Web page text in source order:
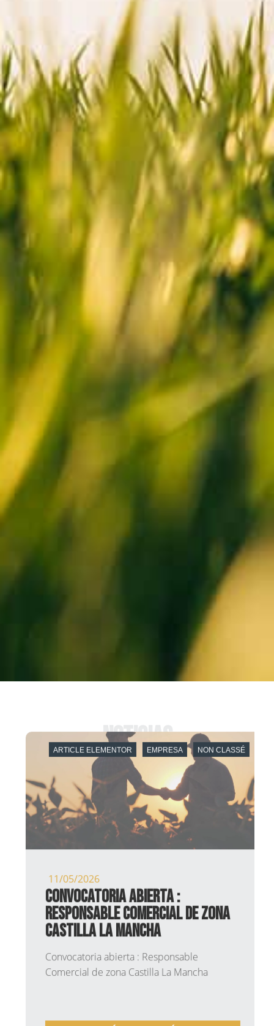
Noticias
ARTICLE ELEMENTOR EMPRESA NON CLASSÉ
11/05/2026
Convocatoria abierta :
Responsable Comercial de zona
Castilla La Mancha
Convocatoria abierta : Responsable
Comercial de zona Castilla La Mancha